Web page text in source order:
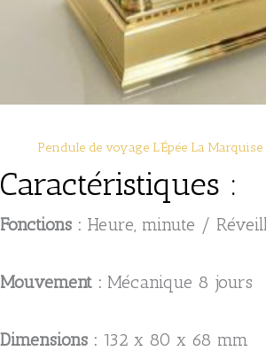
Pendule de voyage L’Épée La
Caractéristiques :
Fonctions : Heure, minute /
Mouvement : Mécanique 8 jours
Dimensions : 132 x 80 x 68 mm